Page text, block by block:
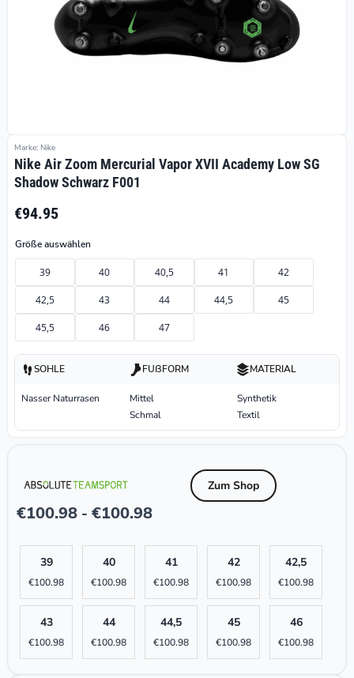
Marke: Nike
Nike Air Zoom Mercurial Vapor XVII Academy Low SG
Shadow Schwarz F001
€94.95
Größe auswählen
39 40 40,5 41 42
42,5 43 44 44,5 45
45,5 46 47
SOHLE
Nasser Naturrasen
FUßFORM
Mittel
Schmal
MATERIAL
Synthetik
Textil
€100.98 - €100.98
Zum Shop
39
€100.98
40
€100.98
41
€100.98
42
€100.98
42,5
€100.98
43
€100.98
44
€100.98
44,5
€100.98
45
€100.98
46
€100.98